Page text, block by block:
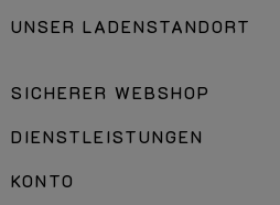
UNSER LADENSTANDORT
SICHERER WEBSHOP
DIENSTLEISTUNGEN
KONTO